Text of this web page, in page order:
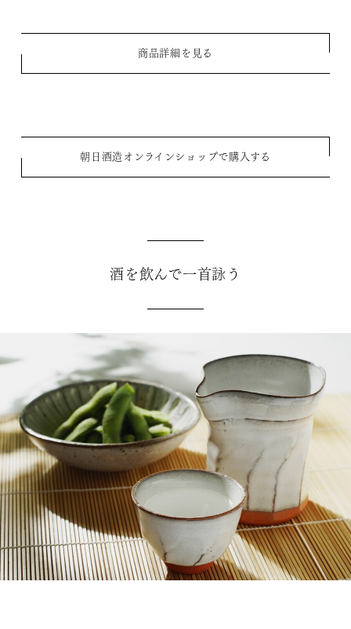
商品詳細を見る
朝日酒造オンラインショップで購入する
酒を飲んで一首詠う